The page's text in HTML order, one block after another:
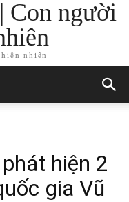
Con người
nhiên
hiện 2
gia Vũ